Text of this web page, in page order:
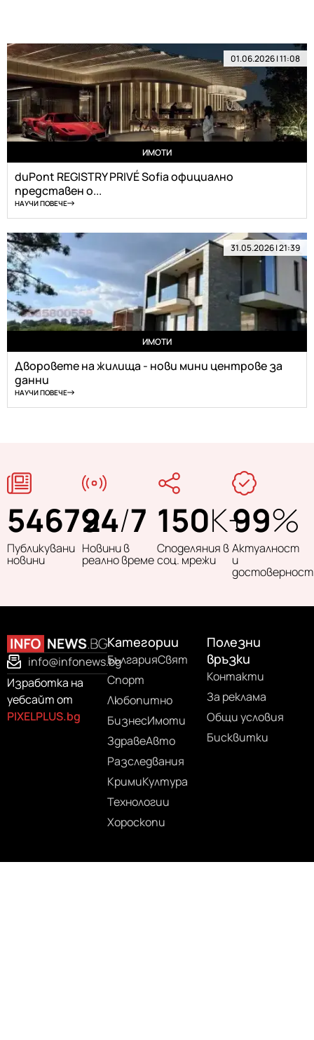
01.06.2026 | 11:08
ИМОТИ
duPont REGISTRY PRIVÉ Sofia официално
представен о...
НАУЧИ ПОВЕЧЕ
31.05.2026 | 21:39
ИМОТИ
Дворовете на жилища - нови мини центрове за
данни
НАУЧИ ПОВЕЧЕ
54679
Публикувани
новини
24/7
Новини в
реално време
150K+
Споделяния в
соц. мрежи
99%
Актуалност
и
достоверност
info@infonews.bg
Изработка на
уебсайт от
PIXELPLUS.bg
Категории
БългарияСвят
Спорт
Любопитно
БизнесИмоти
ЗдравеАвто
Разследвания
КримиКултура
Технологии
Хороскопи
Полезни
връзки
Контакти
За реклама
Общи условия
Бисквитки